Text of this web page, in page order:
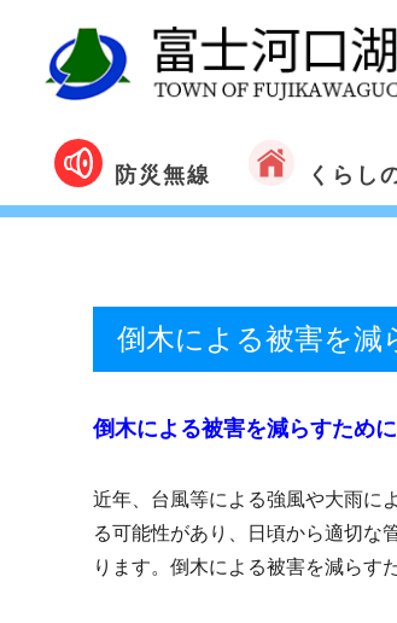
防災無線 くらし
倒木による被害を減
倒木による被害を減らすために
近年、台風等による強風や大雨に
る可能性があり、日頃から適切な
ります。倒木による被害を減らす